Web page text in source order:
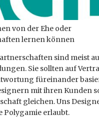
von der Ehe oder
lernen können
sind meist
Sie sollten auf
füreinander
mit ihren Kunden
gleichen. Uns
Polygamie erlaubt.